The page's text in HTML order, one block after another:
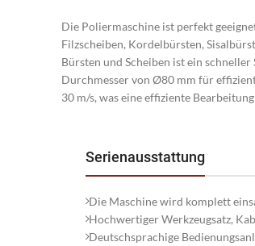
Die Poliermaschine ist perfekt
Filzscheiben, Kordelbürsten,
Bürsten und Scheiben ist ein
Durchmesser von Ø80 mm für
30 m/s, was eine effiziente
Serienausstattung
Die Maschine wird komplett
Hochwertiger Werkzeugsatz,
Deutschsprachige